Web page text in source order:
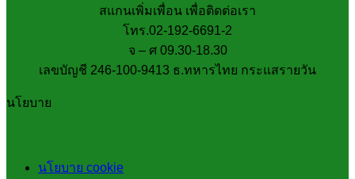
สแกนเพิ่มเพื่อน เพื่อติดต่อเรา
โทร.02-192-6691-2
จ – ศ 09.30-18.30
เลขบัญชี 246-100-9413 ธ.ทหารไทย กระแสรายวัน
นโยบาย
นโยบาย cookie